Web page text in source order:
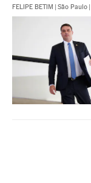
FELIPE BETIM | São Paulo |